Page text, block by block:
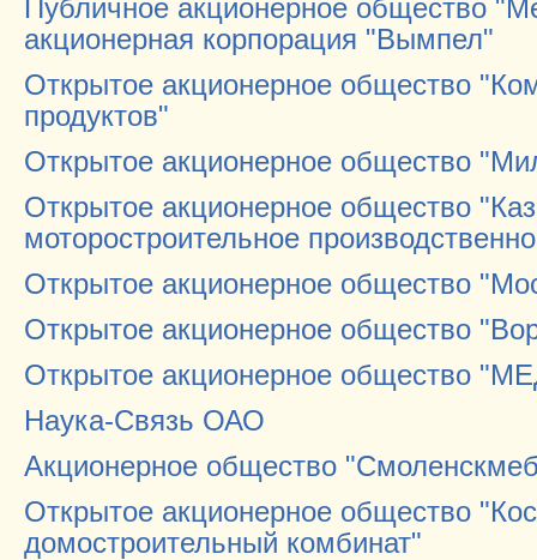
Публичное акционерное общество
акционерная корпорация "Вымпел"
Открытое акционерное общество
продуктов"
Открытое акционерное общество
Открытое акционерное общество
моторостроительное
Открытое акционерное общество
Открытое акционерное общество
Открытое акционерное общество
Наука-Связь ОАО
Акционерное общество
Открытое акционерное общество
домостроительный комбинат"